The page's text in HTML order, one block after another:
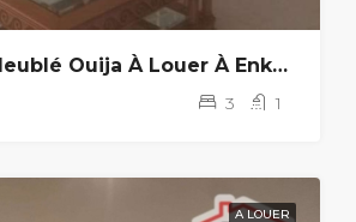
Appart S3 Meublé Ouija À Louer À Enkhilette
3 1
A LOUER